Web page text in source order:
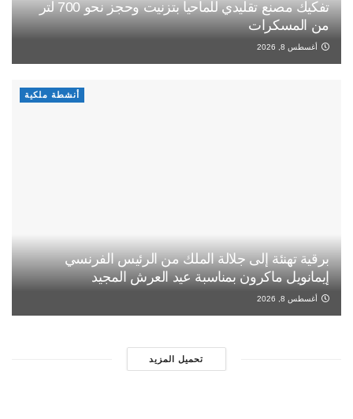
تفكيك مصنع تقليدي للماحيا بتزنيت وحجز نحو 700 لتر
من المسكرات
أغسطس 8, 2026
أنشطة ملكية
برقية تهنئة إلى جلالة الملك من الرئيس الفرنسي
إيمانويل ماكرون بمناسبة عيد العرش المجيد
أغسطس 8, 2026
تحميل المزيد